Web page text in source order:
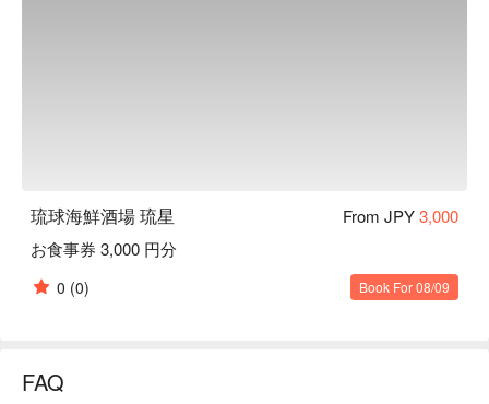
琉球海鮮酒場 琉星 From JPY3,000
お食事券 3,000 円分
0 (0) Book For 08/09
FAQ